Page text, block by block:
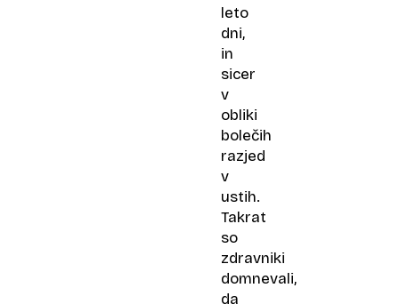
leto
dni,
in
sicer
v
obliki
bolečih
razjed
v
ustih.
Takrat
so
zdravniki
domnevali,
da